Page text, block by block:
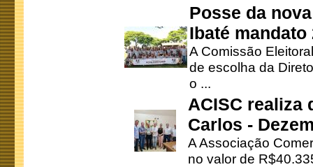
Posse da
Ibaté mandato
A Comissão
de escolha da
o ...
ACISC realiza
Carlos -
A Associação
no valor de